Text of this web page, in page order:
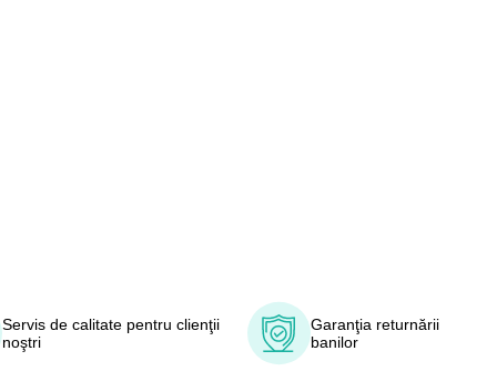
Servis de calitate pentru clienţii
noştri
Garanţia returnării
banilor